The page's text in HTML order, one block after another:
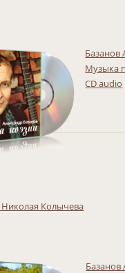
Базанов
Музыка
CD audio
Николая Колычева
Базанов